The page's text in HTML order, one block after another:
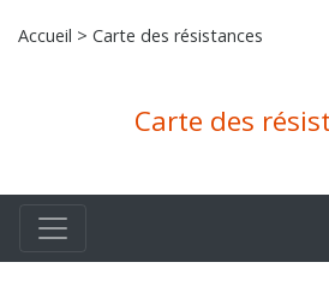
Accueil > Carte des résistances
Carte des